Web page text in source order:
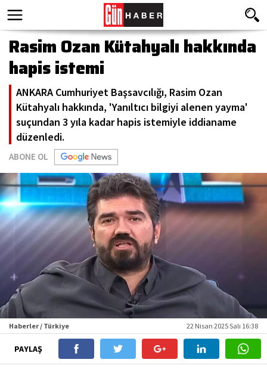
Rasim Ozan Kütahyalı hakkında
hapis istemi
ANKARA Cumhuriyet Başsavcılığı, Rasim Ozan
Kütahyalı hakkında, 'Yanıltıcı bilgiyi alenen yayma'
suçundan 3 yıla kadar hapis istemiyle iddianame
düzenledi.
ABONE OL
Haberler / Türkiye 22 Nisan 2025 Salı 16:38
PAYLAŞ